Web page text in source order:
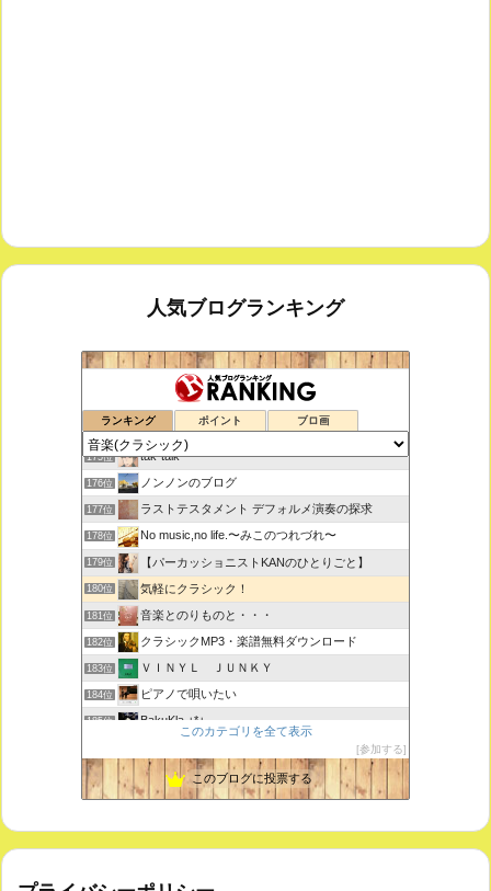
人気ブログランキング
ランキング ポイント ブロ画
室内楽コンサート・レッスンいたします
174位 ボチェッリ、イタリア、アモーレ！
175位 tak-talk
176位 ノンノンのブログ
177位 ラストテスタメント デフォルメ演奏の探求
178位 No music,no life.〜みこのつれづれ〜
179位 【パーカッショニストKANのひとりごと】
180位 気軽にクラシック！
181位 音楽とのりものと・・・
182位 クラシックMP3・楽譜無料ダウンロード
183位 ＶＩＮＹＬ ＪＵＮＫＹ
184位 ピアノで唄いたい
185位 BakuKla +*+
187位 ときどき書きます♪
このカテゴリを全て表示
参加する
このブログに投票する